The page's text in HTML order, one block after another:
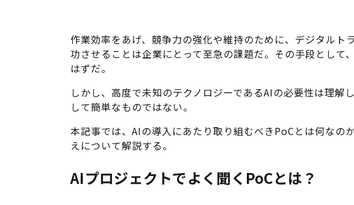
作業効率をあげ、競争力の強化や維持のために、デジタルト
功させることは企業にとって至急の課題だ。その手段として
はずだ。
しかし、高度で未知のテクノロジーであるAIの必要性は理解
して簡単なものではない。
本記事では、AIの導入にあたり取り組むべきPoCとは何なの
えについて解説する。
AIプロジェクトでよく聞くPoCとは？